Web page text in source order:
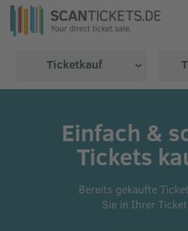
Ticketkauf
Einfach &
Tickets
Bereits gekaufte
Sie in Ihrer